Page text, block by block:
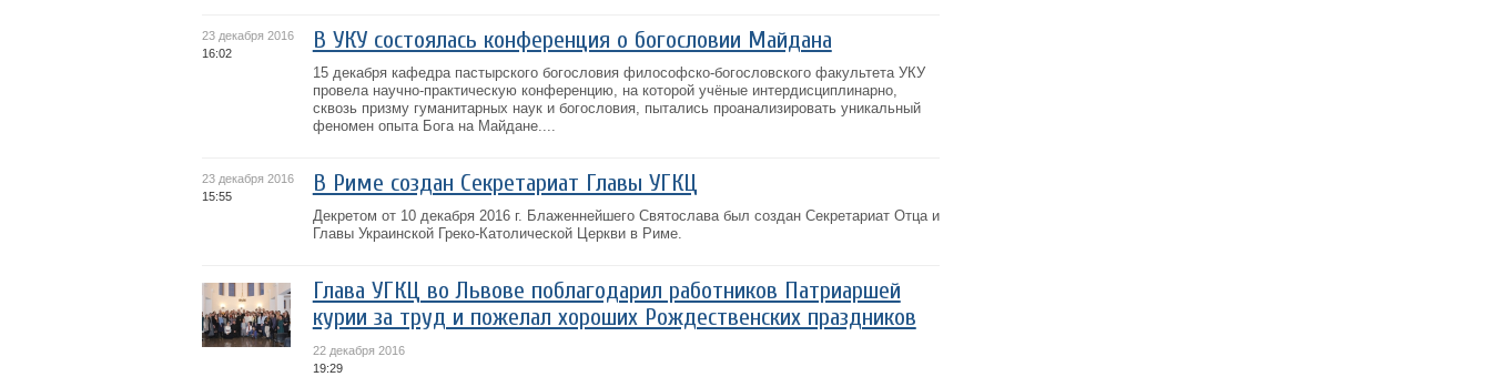
23 декабря 2016
16:02
В УКУ состоялась конференция о богословии Майдана
15 декабря кафедра пастырского богословия философско-богословского факультета УКУ
провела научно-практическую конференцию, на которой учёные интердисциплинарно,
сквозь призму гуманитарных наук и богословия, пытались проанализировать уникальный
феномен опыта Бога на Майдане....
23 декабря 2016
15:55
В Риме создан Секретариат Главы УГКЦ
Декретом от 10 декабря 2016 г. Блаженнейшего Святослава был создан Секретариат Отца и
Главы Украинской Греко-Католической Церкви в Риме.
Глава УГКЦ во Львове поблагодарил работников Патриаршей
курии за труд и пожелал хороших Рождественских праздников
22 декабря 2016
19:29